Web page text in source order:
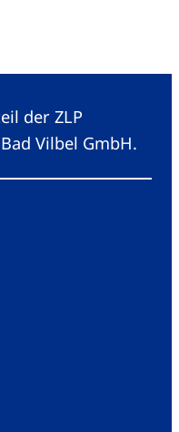
der ZLP
Vilbel GmbH.